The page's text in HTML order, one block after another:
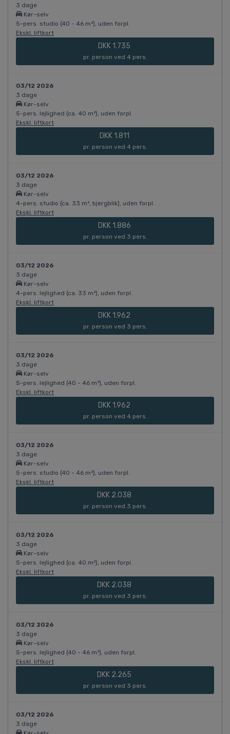
3 dage
Kør-selv
5-pers. studio (40 - 46 m²), uden forpl.
Ekskl. liftkort
DKK 1.735
pr. person ved 4 pers.
03/12 2026
3 dage
Kør-selv
5-pers. lejlighed (ca. 40 m²), uden forpl.
Ekskl. liftkort
DKK 1.811
pr. person ved 4 pers.
03/12 2026
3 dage
Kør-selv
4-pers. studio (ca. 33 m², bjergblik), uden forpl.
Ekskl. liftkort
DKK 1.886
pr. person ved 3 pers.
03/12 2026
3 dage
Kør-selv
4-pers. lejlighed (ca. 33 m²), uden forpl.
Ekskl. liftkort
DKK 1.962
pr. person ved 3 pers.
03/12 2026
3 dage
Kør-selv
5-pers. lejlighed (40 - 46 m²), uden forpl.
Ekskl. liftkort
DKK 1.962
pr. person ved 4 pers.
03/12 2026
3 dage
Kør-selv
5-pers. studio (40 - 46 m²), uden forpl.
Ekskl. liftkort
DKK 2.038
pr. person ved 3 pers.
03/12 2026
3 dage
Kør-selv
5-pers. lejlighed (ca. 40 m²), uden forpl.
Ekskl. liftkort
DKK 2.038
pr. person ved 3 pers.
03/12 2026
3 dage
Kør-selv
5-pers. lejlighed (40 - 46 m²), uden forpl.
Ekskl. liftkort
DKK 2.265
pr. person ved 3 pers.
03/12 2026
3 dage